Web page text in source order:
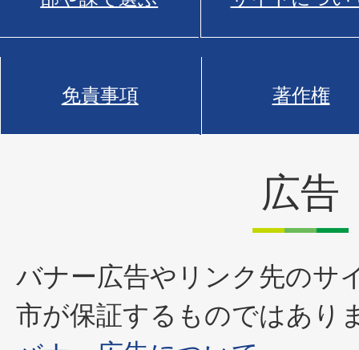
免責事項 著作権
広告
バナー広告やリンク先のサ
市が保証するものではあり